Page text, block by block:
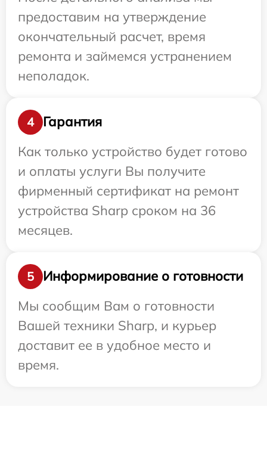
предоставим на утверждение
окончательный расчет, время
ремонта и займемся устранением
неполадок.
4
Гарантия
Как только устройство будет готово
и оплаты услуги Вы получите
фирменный сертификат на ремонт
устройства Sharp сроком на 36
месяцев.
5
Информирование о готовности
Мы сообщим Вам о готовности
Вашей техники Sharp, и курьер
доставит ее в удобное место и
время.